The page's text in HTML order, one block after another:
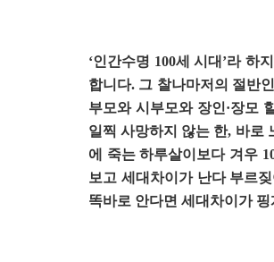
‘인간수명 100세 시대’라 하
합니다. 그 찰나마저의 절반
부모와 시부모와 장인·장모
일찍 사망하지 않는 한, 바로
에 죽는 하루살이보다 겨우
보고 세대차이가 난다 부르
똑바로 안다면 세대차이가